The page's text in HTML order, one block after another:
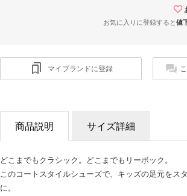
お気に入りに登録すると値
マイブランドに登録
商品説明 サイズ詳細
どこまでもクラシック。どこまでもリーボック。
このコートスタイルシューズで、キッズの足元をス
に。